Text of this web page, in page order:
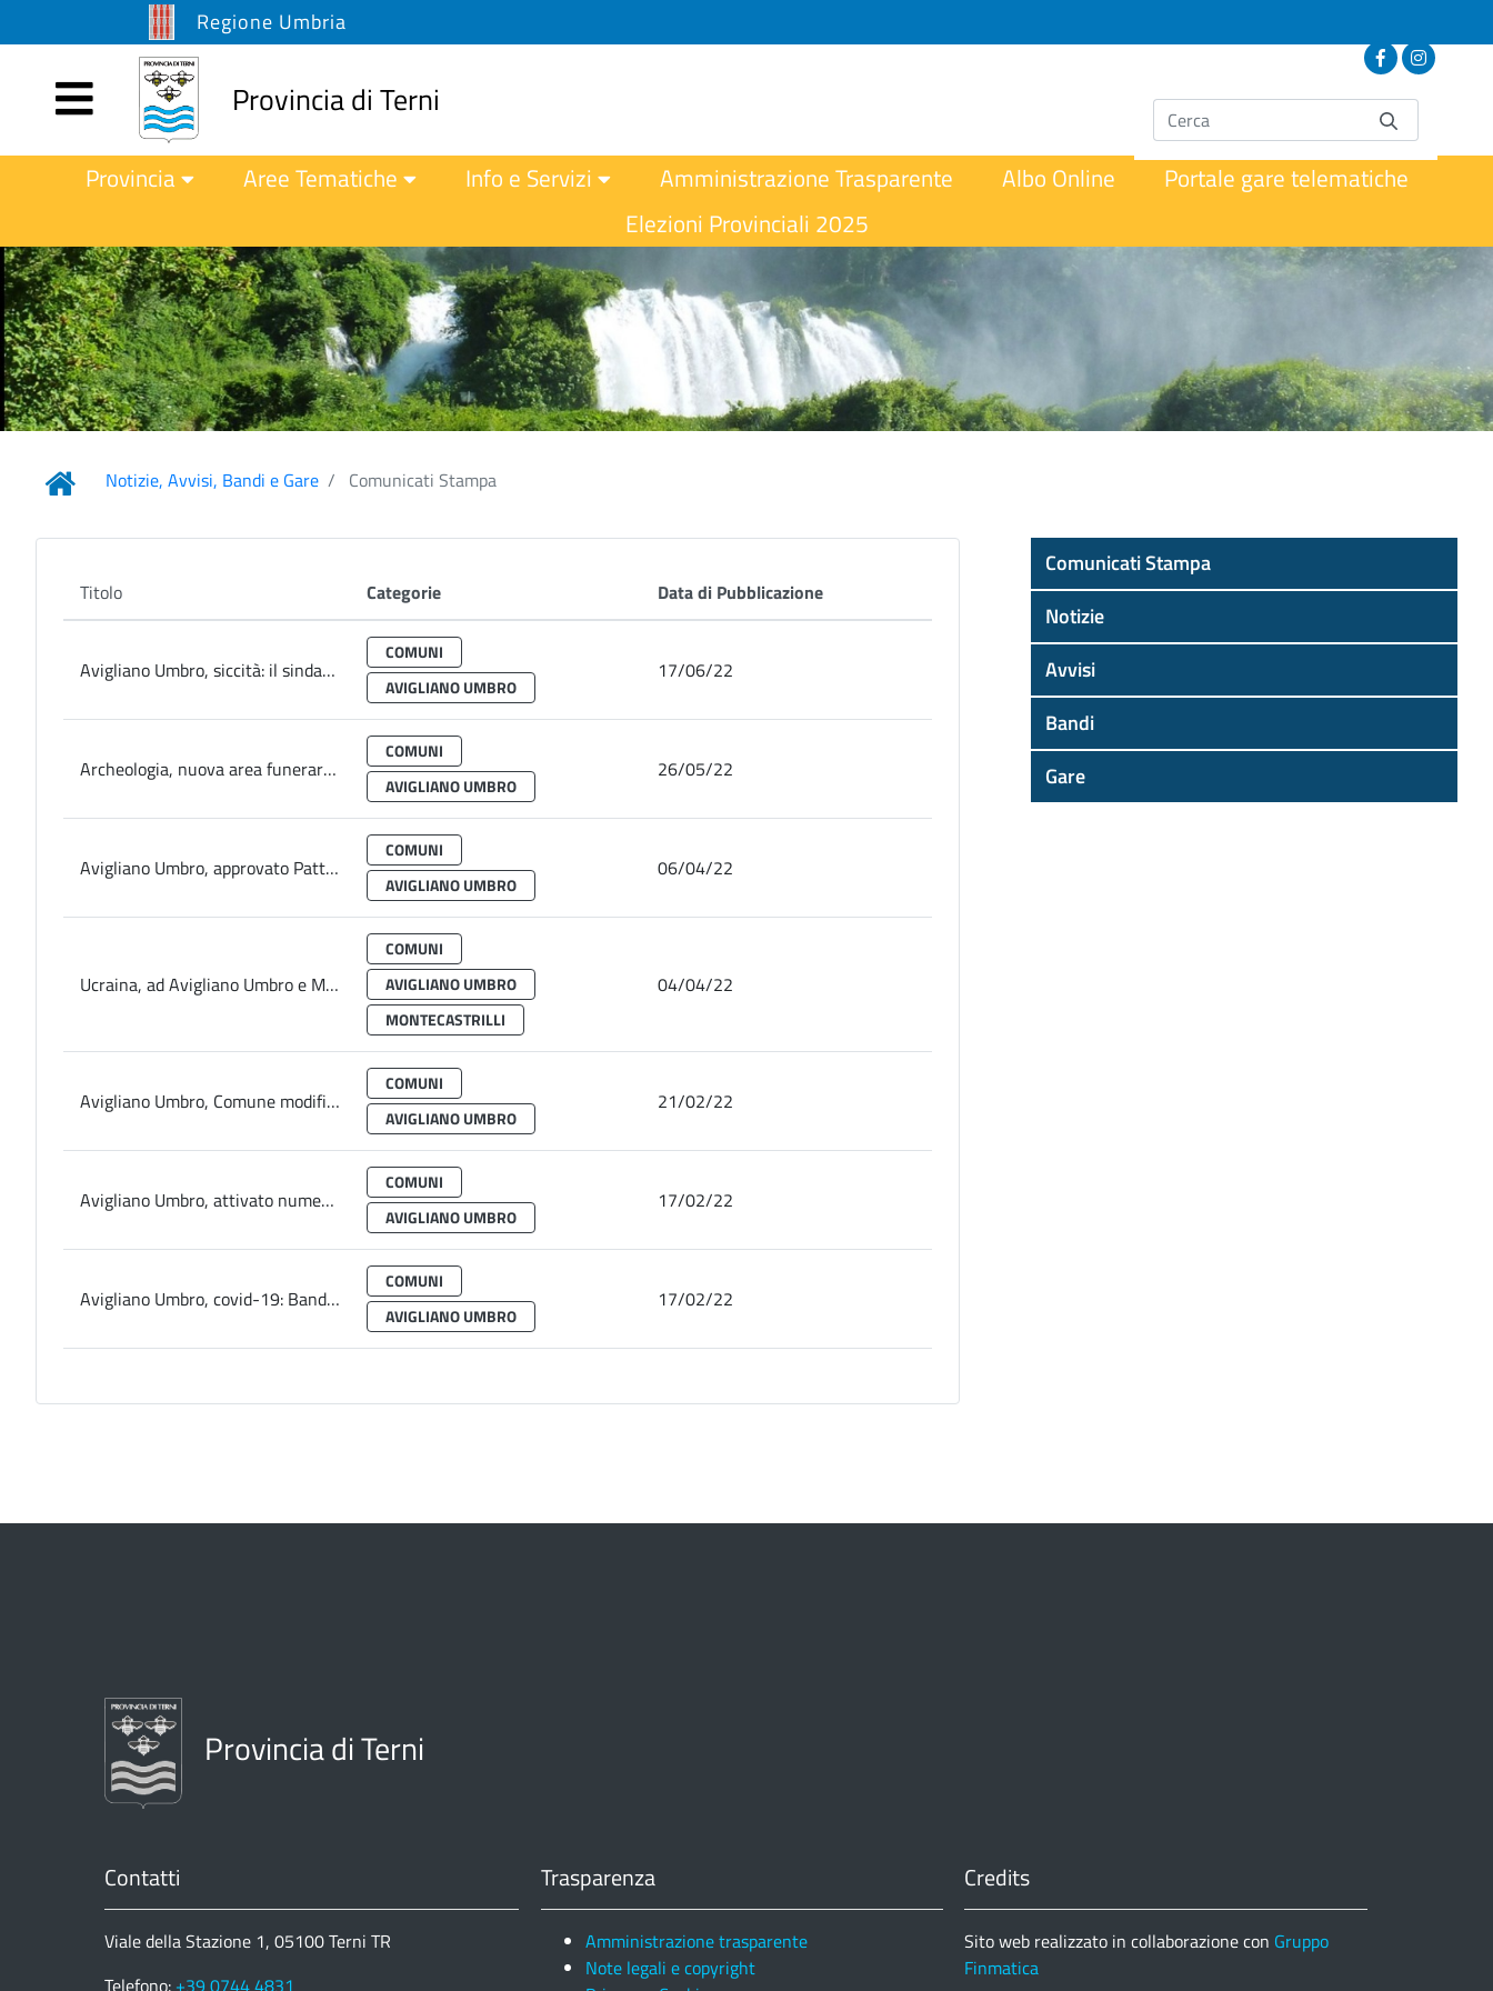
Regione Umbria
Provincia di Terni
Provincia Aree Tematiche Info e Servizi Amministrazione Trasparente Albo Online
Portale gare telematiche
Elezioni Provinciali 2025
Notizie, Avvisi, Bandi e Gare Comunicati Stampa
Titolo Categorie Data di Pubblicazione
Avigliano Umbro, siccità: il sindaco emana l’ordinanza anti spreco
COMUNI
AVIGLIANO UMBRO
17/06/22
Archeologia, nuova area funeraria emerge da ricerche speleo-archeologiche in Grotta Bella Avigliano Umbro
COMUNI
AVIGLIANO UMBRO
26/05/22
Avigliano Umbro, approvato Patto per la lettura
COMUNI
AVIGLIANO UMBRO
06/04/22
Ucraina, ad Avigliano Umbro e Montecastrilli iniziativa “Tessiamo insieme la pace”
COMUNI
AVIGLIANO UMBRO
MONTECASTRILLI
04/04/22
Avigliano Umbro, Comune modifica viabilità per motivi sicurezza e gestione parcheggi
COMUNI
AVIGLIANO UMBRO
21/02/22
Avigliano Umbro, attivato numero telefonico emergenza “Info covid”
COMUNI
AVIGLIANO UMBRO
17/02/22
Avigliano Umbro, covid-19: Bando per contributi attività economiche
COMUNI
AVIGLIANO UMBRO
17/02/22
Comunicati Stampa
Notizie
Avvisi
Bandi
Gare
Provincia di Terni
Contatti
Viale della Stazione 1, 05100 Terni TR
Telefono: +39 0744 4831
Trasparenza
Amministrazione trasparente
Note legali e copyright
Credits
Sito web realizzato in collaborazione con Gruppo
Finmatica